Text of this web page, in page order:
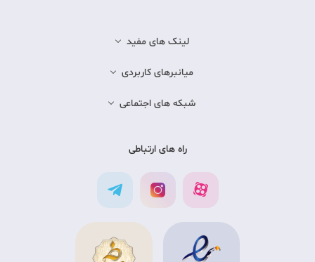
لینک های مفید
میانبرهای کاربردی
شبکه های اجتماعی
راه های ارتباطی